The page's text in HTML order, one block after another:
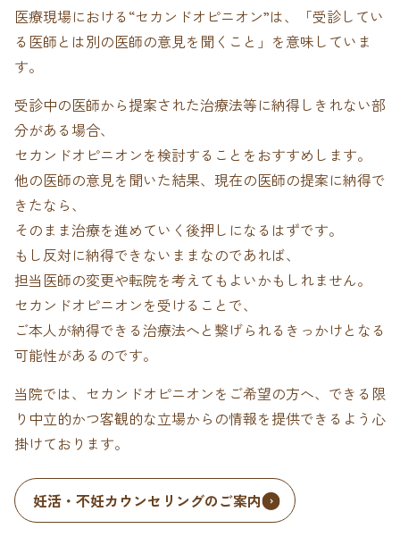
医療現場における“セカンドオピニオン”は、「受診してい
る医師とは別の医師の意見を聞くこと」を意味していま
す。
受診中の医師から提案された治療法等に納得しきれない部
分がある場合、
セカンドオピニオンを検討することをおすすめします。
他の医師の意見を聞いた結果、現在の医師の提案に納得で
きたなら、
そのまま治療を進めていく後押しになるはずです。
もし反対に納得できないままなのであれば、
担当医師の変更や転院を考えてもよいかもしれません。
セカンドオピニオンを受けることで、
ご本人が納得できる治療法へと繋げられるきっかけとなる
可能性があるのです。
当院では、セカンドオピニオンをご希望の方へ、できる限
り中立的かつ客観的な立場からの情報を提供できるよう心
掛けております。
妊活・不妊カウンセリングのご案内